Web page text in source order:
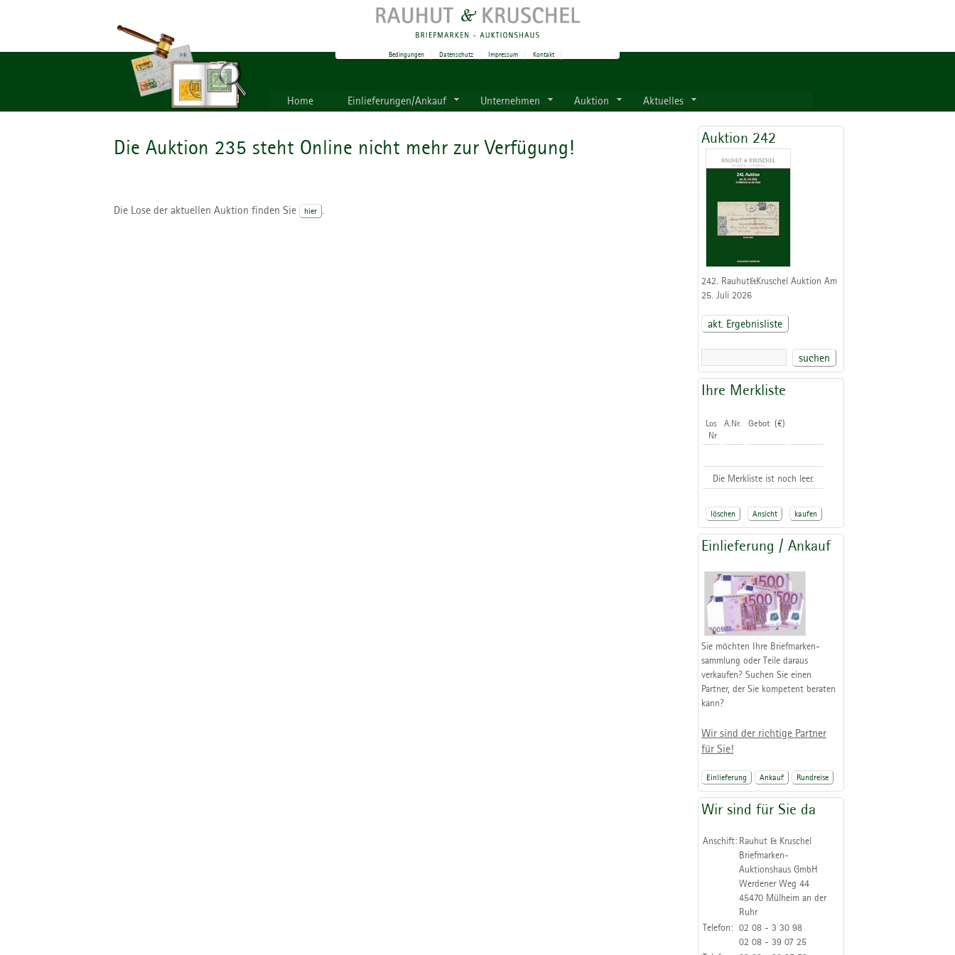
Bedingungen| Datenschutz| Impressum| Kontakt|
Home Einlieferungen/Ankauf Unternehmen Auktion Aktuelles
Die Auktion 235 steht Online nicht mehr zur Verfügung!
Die Lose der aktuellen Auktion finden Sie hier
Auktion 242
242. Rauhut&Kruschel Auktion Am
25. Juli 2026
akt. Ergebnisliste
suchen
Ihre Merkliste
Los
Nr
A.Nr. Gebot (€)
Die Merkliste ist noch leer.
löschen Ansicht kaufen
Einlieferung / Ankauf
Sie möchten Ihre Briefmarken-
sammlung oder Teile daraus
verkaufen? Suchen Sie einen
Partner, der Sie kompetent beraten
kann?
Wir sind der richtige Partner
für Sie!
Einlieferung Ankauf Rundreise
Wir sind für Sie da
Anschift: Rauhut & Kruschel
Briefmarken-
Auktionshaus GmbH
Werdener Weg 44
45470 Mülheim an der
Ruhr
Telefon: 02 08 - 3 30 98
02 08 - 39 07 25